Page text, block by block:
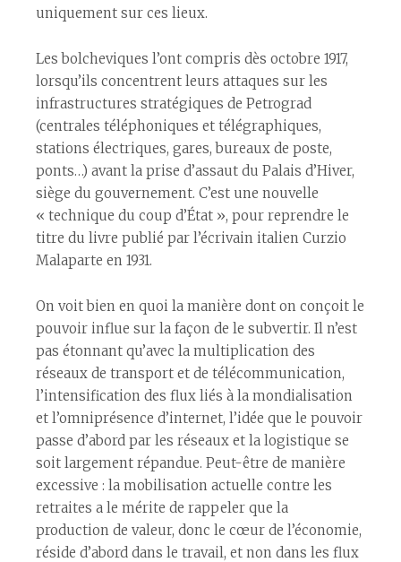
uniquement sur ces lieux.
Les bolcheviques l’ont compris dès octobre 1917,
lorsqu’ils concentrent leurs attaques sur les
infrastructures stratégiques de Petrograd
(centrales téléphoniques et télégraphiques,
stations électriques, gares, bureaux de poste,
ponts…) avant la prise d’assaut du Palais d’Hiver,
siège du gouvernement. C’est une nouvelle
« technique du coup d’État », pour reprendre le
titre du livre publié par l’écrivain italien Curzio
Malaparte en 1931.
On voit bien en quoi la manière dont on conçoit le
pouvoir influe sur la façon de le subvertir. Il n’est
pas étonnant qu’avec la multiplication des
réseaux de transport et de télécommunication,
l’intensification des flux liés à la mondialisation
et l’omniprésence d’internet, l’idée que le pouvoir
passe d’abord par les réseaux et la logistique se
soit largement répandue. Peut-être de manière
excessive : la mobilisation actuelle contre les
retraites a le mérite de rappeler que la
production de valeur, donc le cœur de l’économie,
réside d’abord dans le travail, et non dans les flux